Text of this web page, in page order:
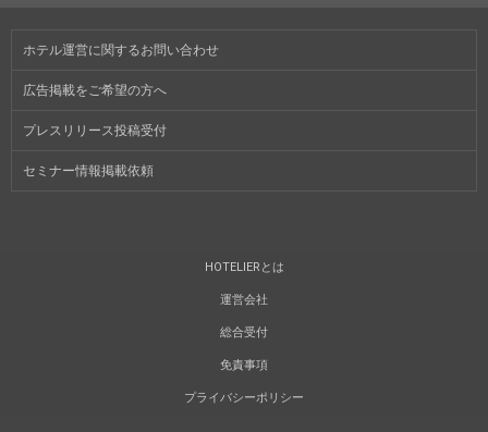
ホテル運営に関するお問い合わせ
広告掲載をご希望の方へ
プレスリリース投稿受付
セミナー情報掲載依頼
HOTELIERとは
運営会社
総合受付
免責事項
プライバシーポリシー